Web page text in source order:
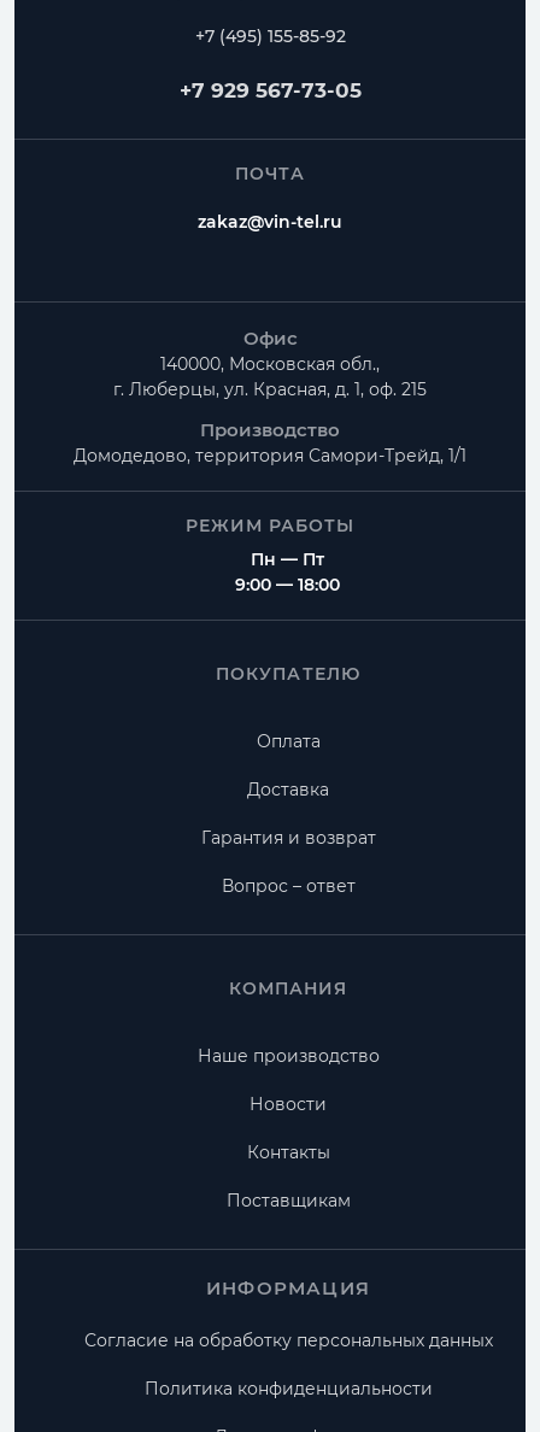
+7 (495) 155-85-92
+7 929 567-73-05
ПОЧТА
zakaz@vin-tel.ru
Офис
140000, Московская обл.,
г. Люберцы, ул. Красная, д. 1, оф. 215
Производство
Домодедово, территория Самори-Трейд, 1/1
РЕЖИМ РАБОТЫ
Пн — Пт
9:00 — 18:00
ПОКУПАТЕЛЮ
Оплата
Доставка
Гарантия и возврат
Вопрос – ответ
КОМПАНИЯ
Наше производство
Новости
Контакты
Поставщикам
ИНФОРМАЦИЯ
Согласие на обработку персональных данных
Политика конфиденциальности